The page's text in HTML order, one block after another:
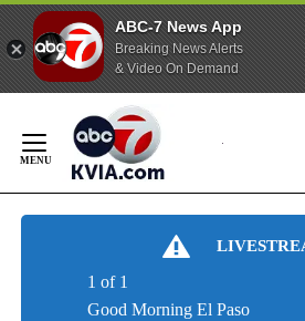
ABC-7 News App
Breaking News Alerts
& Video On Demand
Content
Good Morning El Paso
1 of 1